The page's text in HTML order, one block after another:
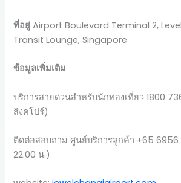
ที่อยู่ Airport Boulevard Terminal 2,
Transit Lounge, Singapore
ข้อมูลเพิ่มเติม
บริการสายด่วนสำหรับนักท่องเที่ยว 1800
สิงคโปร์)
ติดต่อสอบถาม ศูนย์บริการลูกค้า +65 6956
22.00 น.)